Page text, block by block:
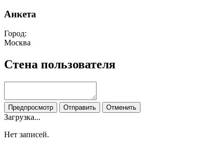
Анкета
Город:
Москва
Стена пользователя
Предпросмотр Отправить Отменить
Загрузка...
Нет записей.